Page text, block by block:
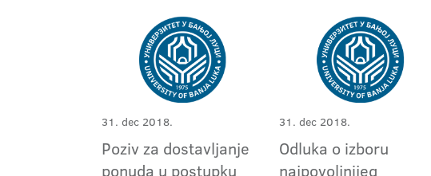
31. dec 2018.
Poziv za dostavljanje
ponuda u postupku
31. dec 2018.
Odluka o izboru
najpovoljnijeg